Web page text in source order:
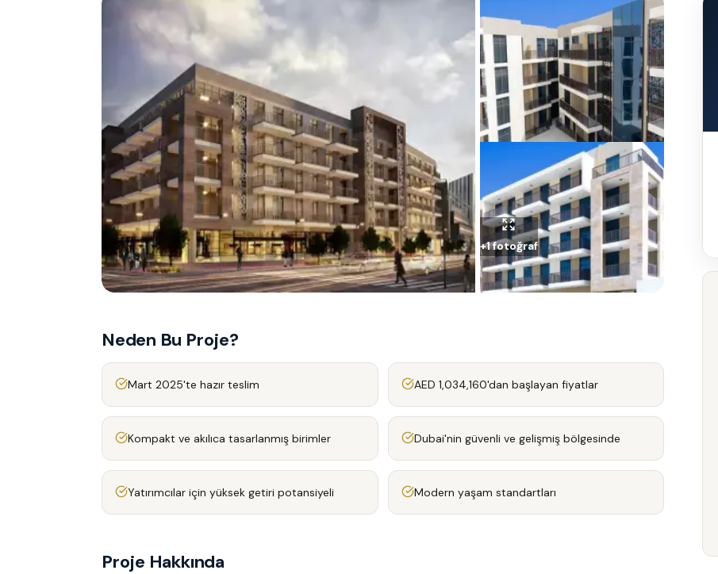
+1fotoğraf
Neden Bu Proje?
Mart 2025'te hazır teslim AED 1,034,160'dan başlayan fiyatlar
Kompakt ve akılıca tasarlanmış birimler Dubai'nin güvenli ve gelişmiş bölgesinde
Yatırımcılar için yüksek getiri potansiyeli Modern yaşam standartları
Proje Hakkında